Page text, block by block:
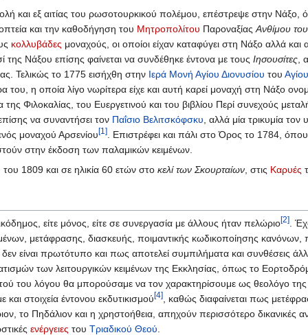
και εξ αιτίας του ρωσοτουρκικού πολέμου, επέστρεψε στην Νάξο,
και την καθοδήγηση του Μητροπολίτου Παροναξίας Ανθίμου
κολλυβάδες μοναχούς, οι οποίοι είχαν καταφύγει στη Νάξο αλλά
της Νάξου επίσης φαίνεται να συνδέθηκε έντονα με τους Ιησουσίτες ,
Τελικώς το 1775 εισήχθη στην Ιερά Μονή Αγίου Διονυσίου του
η οποία λίγο νωρίτερα είχε και αυτή καρεί μοναχή στη Νάξο
της Φιλοκαλίας, του Ευεργετινού και του βιβλίου Περί συνεχούς
να συναντήσει τον Παΐσιο Βελιτσκόφσκυ , αλλά μία τρικυμία
μοναχού Αρσενίου[1]
. Επιστρέφει και πάλι στο Όρος το 1784,
στην έκδοση των παλαμικών κειμένων.
του 1809 και σε ηλικία 60 ετών στο κελί των Σκουρταίων , στις Καρυές
είτε μόνος, είτε σε συνεργασία με άλλους ήταν πελώριο[2]
.
μετάφρασης, διασκευής, ποιμαντικής κωδικοποίησης
είναι πρωτότυπο και πως αποτελεί συμπιλήματα και συνθέσεις
των λειτουργικών κειμένων της Εκκλησίας, όπως το
του λόγου θα μπορούσαμε να τον χαρακτηρίσουμε ως θεολόγο της
στοιχεία έντονου εκδυτικισμού[4]
, καθώς διαφαίνεται πως
το Πηδάλιον και η χρηστοήθεια, απηχούν περισσότερο δικανικές
ενέργειες του Τριαδικού Θεού